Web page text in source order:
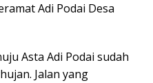
Adi Podai Desa
Asta Adi Podai sudah
Jalan yang